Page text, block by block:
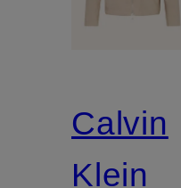
Calvin
Klein